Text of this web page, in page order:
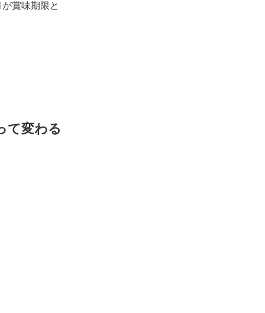
賞味期限と
て変わる